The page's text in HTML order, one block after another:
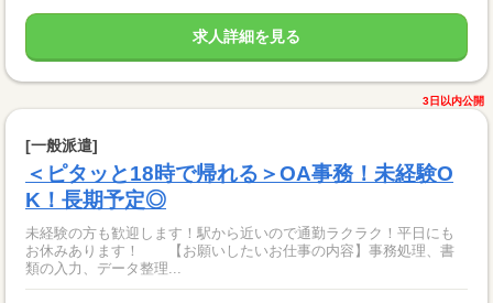
求人詳細を見る
3日以内公開
[一般派遣]
＜ピタッと18時で帰れる＞OA事務！未経験O
K！長期予定◎
未経験の方も歓迎します！駅から近いので通勤ラクラク！平日にも
お休みあります！ 【お願いしたいお仕事の内容】事務処理、書
類の入力、データ整理...